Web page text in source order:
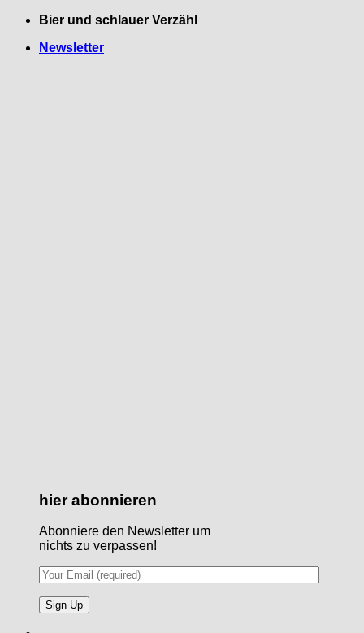
Zum
springen
Bier und schlauer Verzähl
Newsletter
hier abonnieren
Abonniere den Newsletter um
nichts zu verpassen!